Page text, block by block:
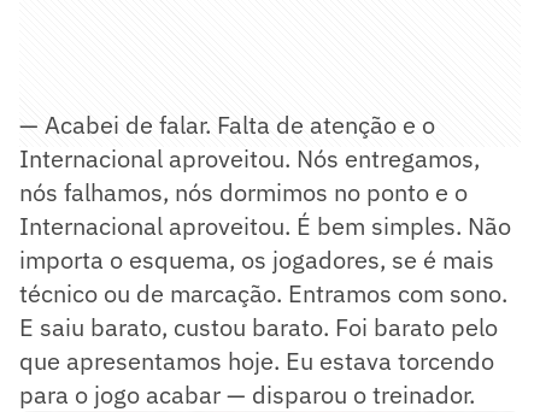
— Acabei de falar. Falta de atenção e o
Internacional aproveitou. Nós entregamos,
nós falhamos, nós dormimos no ponto e o
Internacional aproveitou. É bem simples. Não
importa o esquema, os jogadores, se é mais
técnico ou de marcação. Entramos com sono.
E saiu barato, custou barato. Foi barato pelo
que apresentamos hoje. Eu estava torcendo
para o jogo acabar — disparou o treinador.